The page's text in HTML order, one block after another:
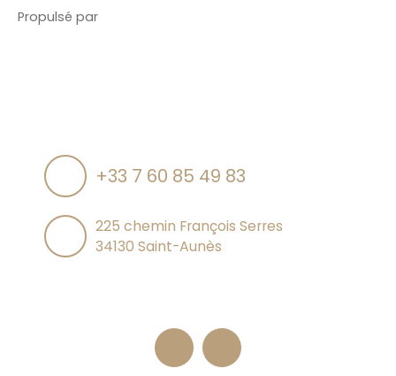
Propulsé par
+33 7 60 85 49 83
225 chemin François Serres
34130 Saint-Aunès